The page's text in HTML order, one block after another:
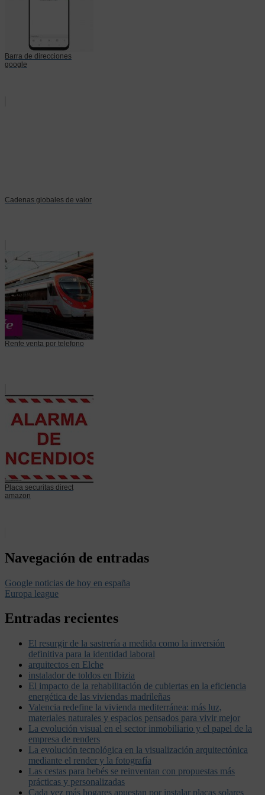
Barra de direcciones
google
Cadenas globales de valor
Renfe venta por telefono
Placa securitas direct
amazon
Navegación de entradas
Google noticias de hoy en españa
Europa league
Entradas recientes
El resurgir de la sastrería a medida como la inversión
definitiva para la identidad laboral
arquitectos en Elche
instalador de toldos en Ibizia
El impacto de la rehabilitación de cubiertas en la eficiencia
energética de las viviendas madrileñas
Valencia redefine la vivienda mediterránea: más luz,
materiales naturales y espacios pensados para vivir mejor
La evolución visual en el sector inmobiliario y el papel de la
empresa de renders
La evolución tecnológica en la visualización arquitectónica
mediante el render y la fotografía
Las cestas para bebés se reinventan con propuestas más
prácticas y personalizadas
Cada vez más hogares apuestan por instalar placas solares